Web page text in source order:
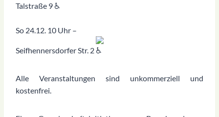
Talstraße 9
So 24.12. 10 Uhr –
Seifhennersdorfer Str. 2
Alle Veranstaltungen sind unkommerziell und
kostenfrei.